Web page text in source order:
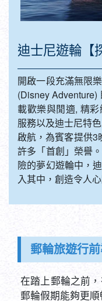
(Disney
載歡樂與閒適, 精
服務以及迪士尼特
啟航，為賓客提供
許多「首創」榮譽
險的夢幻遊輪中，
入其中，創造令人
在踏上郵輪之前
郵輪假期能夠更